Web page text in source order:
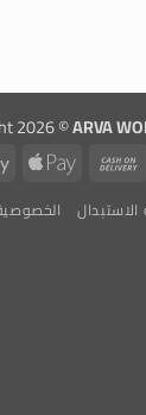
2026 ©ARVA
MasterCard
Cash
Delivery